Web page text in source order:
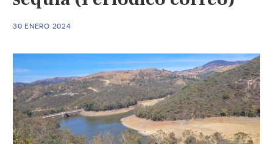
tratamiento
cada
municipio
(Letra
Fría)
30 ENERO 2024